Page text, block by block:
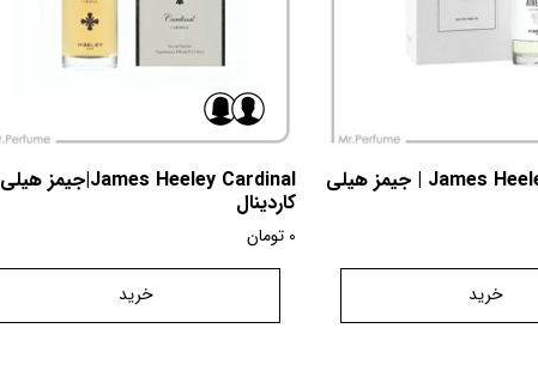
James Heeley Athenean | جیمز هیلی
خرید
James Heeley Cardinal|جیمز هیلی
کاردینال
0 تومان
خرید